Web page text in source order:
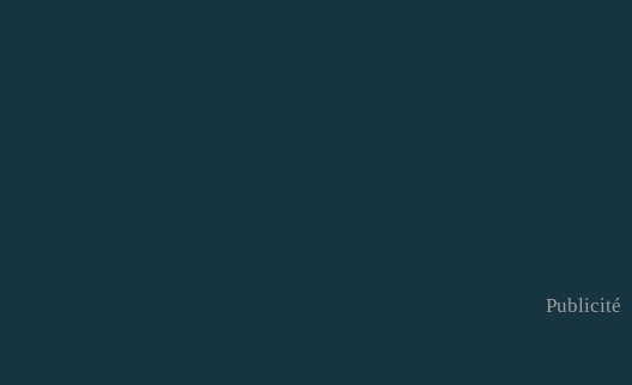
Publicité